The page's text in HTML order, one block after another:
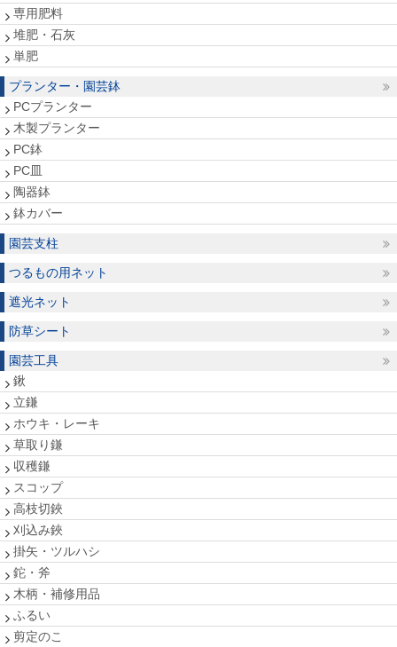
専用肥料
堆肥・石灰
単肥
プランター・園芸鉢
PCプランター
木製プランター
PC鉢
PC皿
陶器鉢
鉢カバー
園芸支柱
つるもの用ネット
遮光ネット
防草シート
園芸工具
鍬
立鎌
ホウキ・レーキ
草取り鎌
収穫鎌
スコップ
高枝切鋏
刈込み鋏
掛矢・ツルハシ
鉈・斧
木柄・補修用品
ふるい
剪定のこ